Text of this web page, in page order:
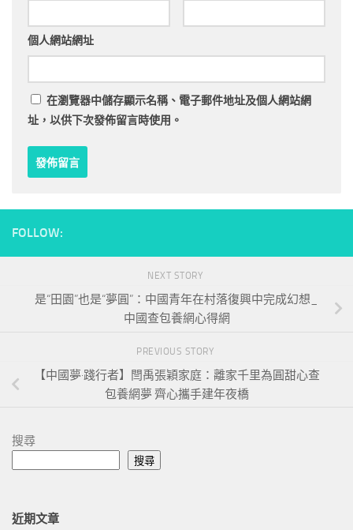
個人網站網址
在瀏覽器中儲存顯示名稱、電子郵件地址及個人網站網
址，以供下次發佈留言時使用。
FOLLOW:
NEXT STORY
是“田園”也是“夢圓”：中國青年在村落復興中完成幻想_
中國查包養網心得網
PREVIOUS STORY
【中國夢·踐行者】閆禹張穎家庭：離家千里為圓甜心查
包養網夢 齊心攜手建年夜橋
搜尋
搜尋
近期文章